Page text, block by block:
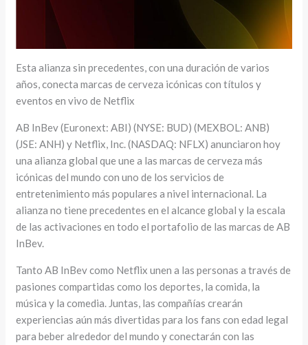
Esta alianza sin precedentes, con una duración de varios
años, conecta marcas de cerveza icónicas con títulos y
eventos en vivo de Netflix
AB InBev (Euronext: ABI) (NYSE: BUD) (MEXBOL: ANB)
(JSE: ANH) y Netflix, Inc. (NASDAQ: NFLX) anunciaron hoy
una alianza global que une a las marcas de cerveza más
icónicas del mundo con uno de los servicios de
entretenimiento más populares a nivel internacional. La
alianza no tiene precedentes en el alcance global y la escala
de las activaciones en todo el portafolio de las marcas de AB
InBev.
Tanto AB InBev como Netflix unen a las personas a través de
pasiones compartidas como los deportes, la comida, la
música y la comedia. Juntas, las compañías crearán
experiencias aún más divertidas para los fans con edad legal
para beber alrededor del mundo y conectarán con las